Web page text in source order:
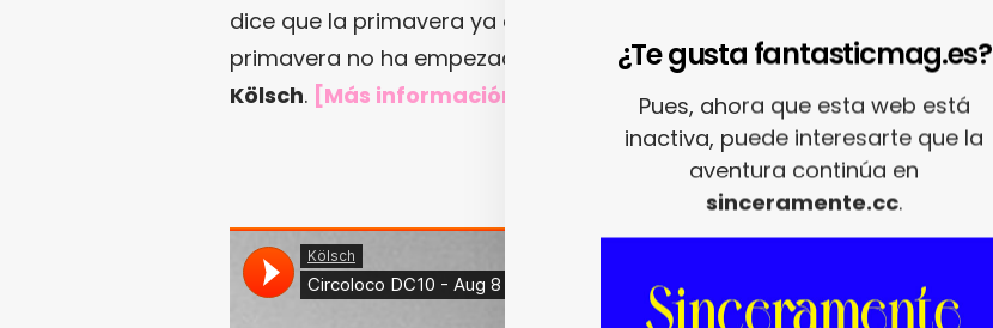
dice que la primavera ya está aquí. Pero, chiquis, lo siento: para mi, la
primavera no ha empezado hasta que no he dado con esta sesión de
Kölsch. [Más información en el Soundcloud de Köslch]
¿Te gusta fantasticmag.es?
Pues, ahora que esta web está
inactiva, puede interesarte que la
aventura continúa en
sinceramente.cc.